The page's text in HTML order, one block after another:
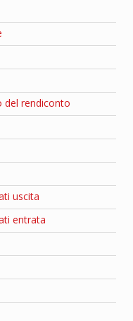
del rendiconto
uscita
entrata